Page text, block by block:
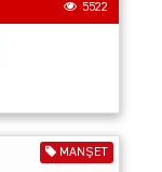
5522
MANŞET